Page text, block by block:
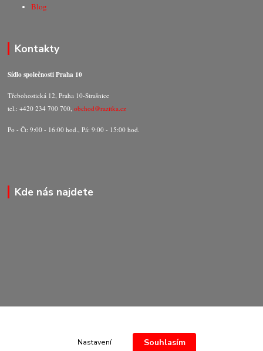
Blog
Kontakty
Sídlo společnosti Praha 10
Třebohostická 12, Praha 10-Strašnice
tel.: +420 234 700 700,obchod@razitka.cz
Po - Čt: 9:00 - 16:00 hod., Pá: 9:00 - 15:00 hod.
Kde nás najdete
Nastavení Souhlasím